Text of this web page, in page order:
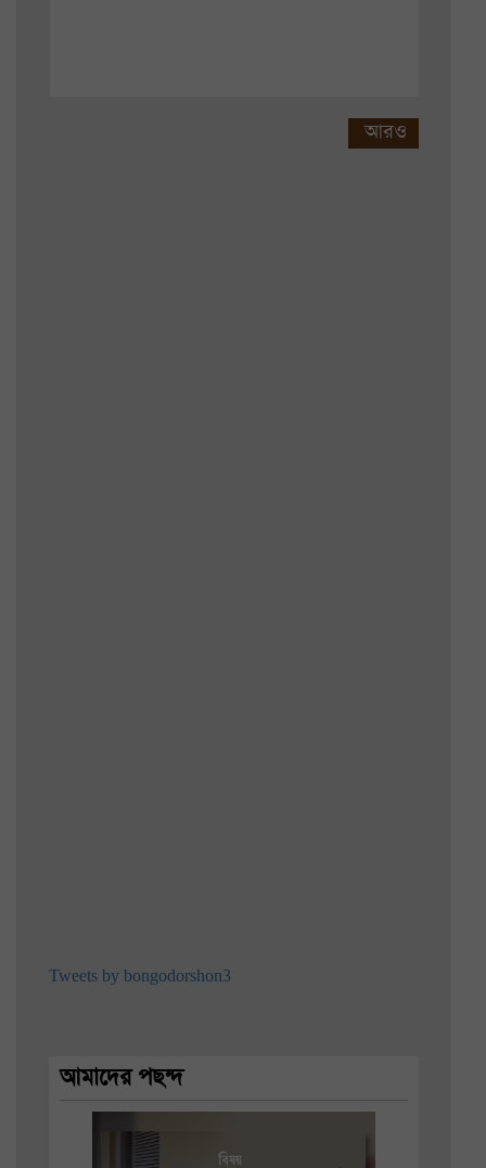
আরও
Tweets by bongodorshon3
আমাদের পছন্দ